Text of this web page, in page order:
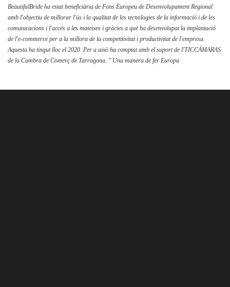
BeautifulBride ha estat beneficiària de Fons Europeu de Desenvolupament Regional
amb l'objectiu de millorar l'ús i la qualitat de les tecnologies de la informació i de les
comunicacions i l'accés a les mateixes i gràcies a què ha desenvolupat la implantació
de l'e-commerce per a la millora de la competitivitat i productivitat de l'empresa.
Aquesta ha tingut lloc el 2020. Per a això ha comptat amb el suport de l'TICCÁMARAS
de la Cambra de Comerç de Tarragona. " Una manera de fer Europa